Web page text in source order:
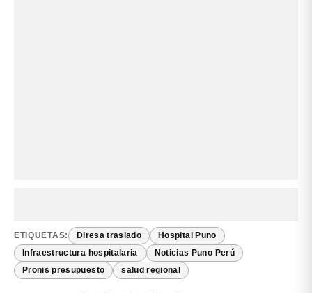
ETIQUETAS: Diresa traslado Hospital Puno
Infraestructura hospitalaria Noticias Puno Perú
Pronis presupuesto salud regional